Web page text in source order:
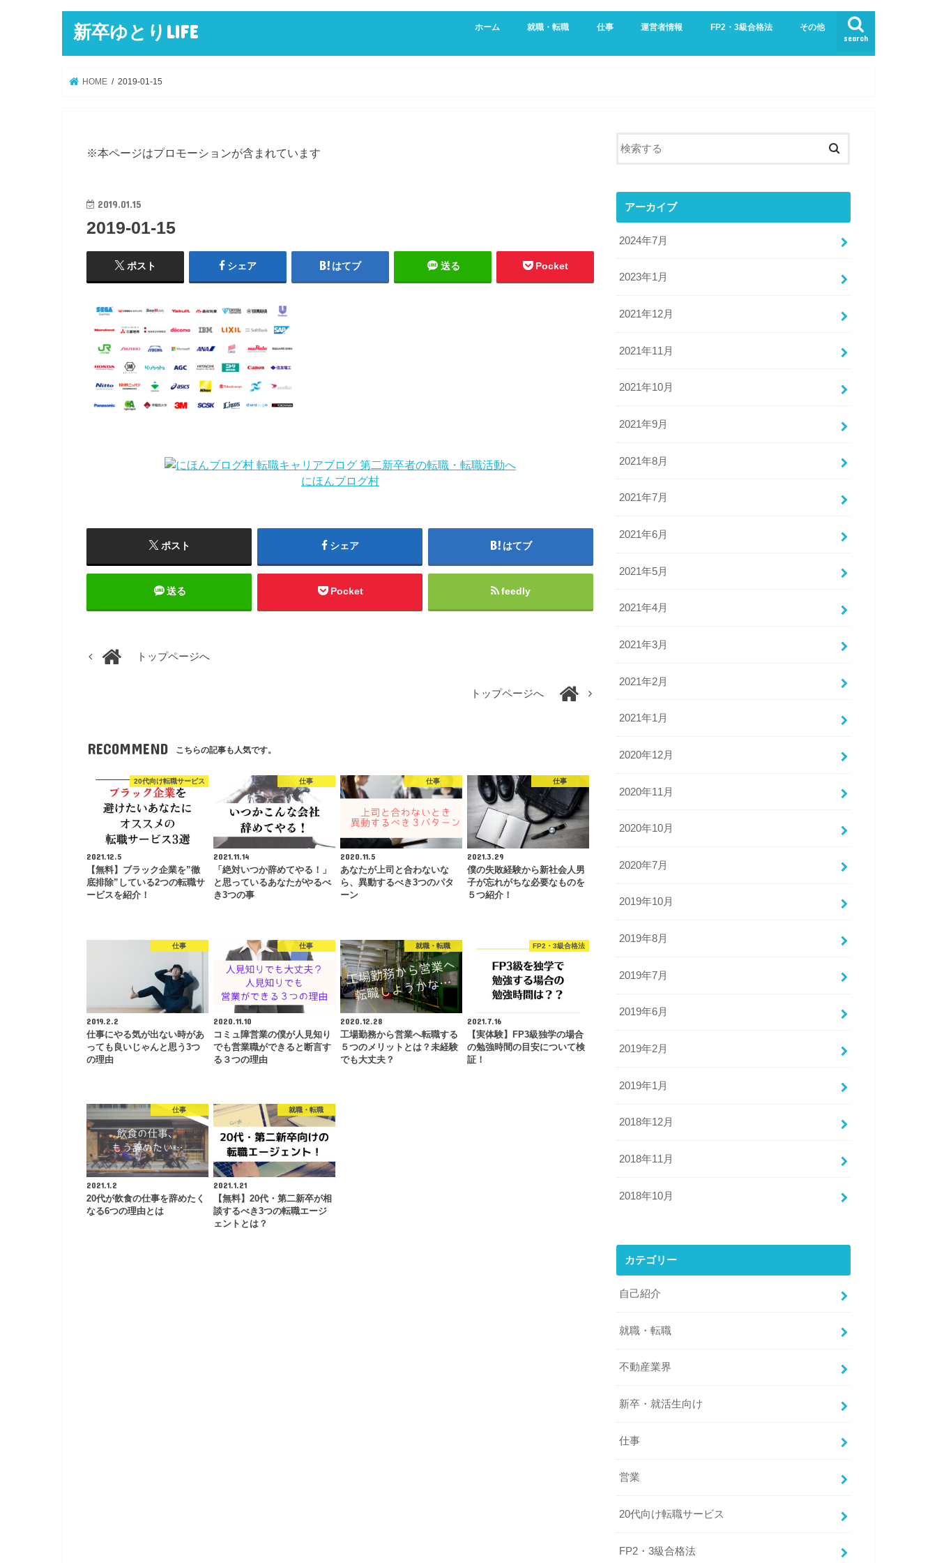
新卒ゆとりLIFE search
ホーム 就職・転職
新卒・就活生向け
20代向け転職サービス
仕事
営業
不動産業界
運営者情報 FP2・3級合格法 その他
生活
お問い合わせ
プライバシーポリシー・免責事項
サイトマップ
HOME 2019-01-15
※本ページはプロモーションが含まれています
2019.01.15
2019-01-15
ポスト シェア はてブ 送る Pocket
にほんブログ村
ポスト シェア はてブ
送る Pocket feedly
トップページへ
トップページへ
RECOMMEND こちらの記事も人気です。
20代向け転職サービス
2021.12.5
【無料】ブラック企業を”徹
底排除”している2つの転職サ
ービスを紹介！
仕事
2021.11.14
「絶対いつか辞めてやる！」
と思っているあなたがやるべ
き3つの事
仕事
2020.11.5
あなたが上司と合わないな
ら、異動するべき3つのパタ
ーン
仕事
2021.3.29
僕の失敗経験から新社会人男
子が忘れがちな必要なものを
５つ紹介！
仕事
2019.2.2
仕事にやる気が出ない時があ
っても良いじゃんと思う3つ
の理由
仕事
2020.11.10
コミュ障営業の僕が人見知り
でも営業職ができると断言す
る３つの理由
就職・転職
2020.12.28
工場勤務から営業へ転職する
５つのメリットとは？未経験
でも大丈夫？
FP2・3級合格法
2021.7.16
【実体験】FP3級独学の場合
の勉強時間の目安について検
証！
仕事
2021.1.2
20代が飲食の仕事を辞めたく
なる6つの理由とは
就職・転職
2021.1.21
【無料】20代・第二新卒が相
談するべき3つの転職エージ
ェントとは？
アーカイブ
2024年7月
2023年1月
2021年12月
2021年11月
2021年10月
2021年9月
2021年8月
2021年7月
2021年6月
2021年5月
2021年4月
2021年3月
2021年2月
2021年1月
2020年12月
2020年11月
2020年10月
2020年7月
2019年10月
2019年8月
2019年7月
2019年6月
2019年2月
2019年1月
2018年12月
2018年11月
2018年10月
カテゴリー
自己紹介
就職・転職
不動産業界
新卒・就活生向け
仕事
営業
20代向け転職サービス
FP2・3級合格法